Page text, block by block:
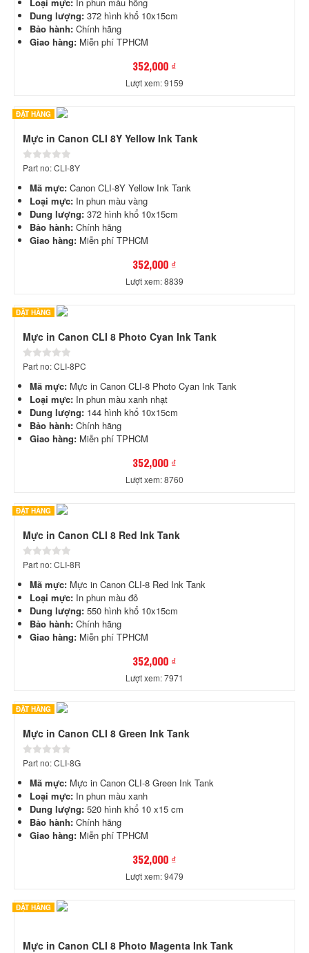
Loại mực: In phun màu hồng
Dung lượng: 372 hình khổ 10x15cm
Bảo hành: Chính hãng
Giao hàng: Miễn phí TPHCM
352,000 ₫
Lượt xem: 9159
ĐẶT HÀNG
Mực in Canon CLI 8Y Yellow Ink Tank
Part no: CLI-8Y
Mã mực: Canon CLI-8Y Yellow Ink Tank
Loại mực: In phun màu vàng
Dung lượng: 372 hình khổ 10x15cm
Bảo hành: Chính hãng
Giao hàng: Miễn phí TPHCM
352,000 ₫
Lượt xem: 8839
ĐẶT HÀNG
Mực in Canon CLI 8 Photo Cyan Ink Tank
Part no: CLI-8PC
Mã mực: Mực in Canon CLI-8 Photo Cyan Ink Tank
Loại mực: In phun màu xanh nhạt
Dung lượng: 144 hình khổ 10x15cm
Bảo hành: Chính hãng
Giao hàng: Miễn phí TPHCM
352,000 ₫
Lượt xem: 8760
ĐẶT HÀNG
Mực in Canon CLI 8 Red Ink Tank
Part no: CLI-8R
Mã mực: Mực in Canon CLI-8 Red Ink Tank
Loại mực: In phun màu đỏ
Dung lượng: 550 hình khổ 10x15cm
Bảo hành: Chính hãng
Giao hàng: Miễn phí TPHCM
352,000 ₫
Lượt xem: 7971
ĐẶT HÀNG
Mực in Canon CLI 8 Green Ink Tank
Part no: CLI-8G
Mã mực: Mực in Canon CLI-8 Green Ink Tank
Loại mực: In phun màu xanh
Dung lượng: 520 hình khổ 10 x15 cm
Bảo hành: Chính hãng
Giao hàng: Miễn phí TPHCM
352,000 ₫
Lượt xem: 9479
ĐẶT HÀNG
Mực in Canon CLI 8 Photo Magenta Ink Tank